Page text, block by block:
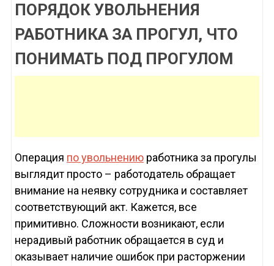
ПОРЯДОК УВОЛЬНЕНИЯ
РАБОТНИКА ЗА ПРОГУЛ, ЧТО
ПОНИМАТЬ ПОД ПРОГУЛОМ
Операция по увольнениюработника за прогулы
выглядит просто – работодатель обращает
внимание на неявку сотрудника и составляет
соответствующий акт. Кажется, все
примитивно. Сложности возникают, если
нерадивый работник обращается в суд и
оказывает наличие ошибок при расторжении